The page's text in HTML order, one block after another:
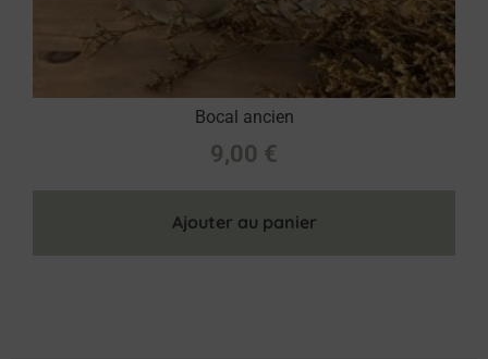
Bocal ancien
9,00 €
Ajouter au panier